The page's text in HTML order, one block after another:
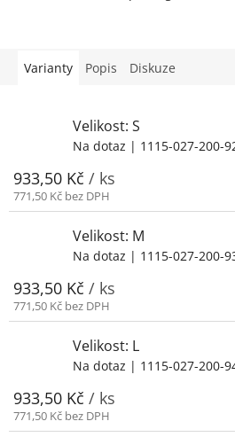
Varianty Popis Diskuze
Velikost: S
Na dotaz | 1115-027-200-
933,50 Kč / ks
771,50 Kč bez DPH
Velikost: M
Na dotaz | 1115-027-200-
933,50 Kč / ks
771,50 Kč bez DPH
Velikost: L
Na dotaz | 1115-027-200-
933,50 Kč / ks
771,50 Kč bez DPH